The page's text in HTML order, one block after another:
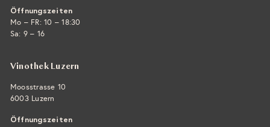
Öffnungszeiten
Mo – FR: 10 – 18:30
Sa: 9 – 16
Vinothek Luzern
Moosstrasse 10
6003 Luzern
Öffnungszeiten